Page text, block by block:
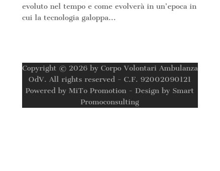
evoluto nel tempo e come evolverà in un’epoca in
cui la tecnologia galoppa...
Copyright © 2026 by Corpo Volontari Ambulanza
OdV. All rights reserved - C.F. 92002090121
Powered by MiTo Promotion - Design by Smart
Promoconsulting